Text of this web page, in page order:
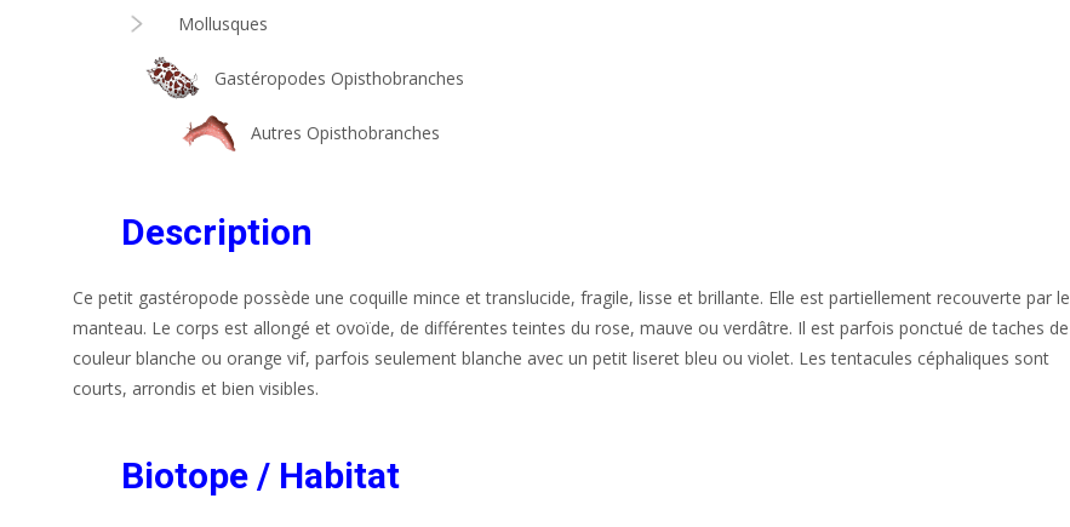
Mollusques
Gastéropodes Opisthobranches
Autres Opisthobranches
Description
Ce petit gastéropode possède une coquille mince et translucide, fragile, lisse et brillante. Elle est partiellement recouverte par le
manteau. Le corps est allongé et ovoïde, de différentes teintes du rose, mauve ou verdâtre. Il est parfois ponctué de taches de
couleur blanche ou orange vif, parfois seulement blanche avec un petit liseret bleu ou violet. Les tentacules céphaliques sont
courts, arrondis et bien visibles.
Biotope / Habitat